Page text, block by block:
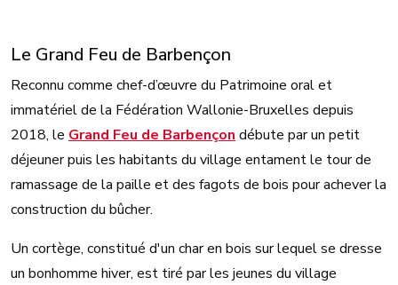
Le Grand Feu de Barbençon
Reconnu comme chef-d’œuvre du Patrimoine oral et
immatériel de la Fédération Wallonie-Bruxelles depuis
2018, le Grand Feu de Barbençon débute par un petit
déjeuner puis les habitants du village entament le tour de
ramassage de la paille et des fagots de bois pour achever la
construction du bûcher.
Un cortège, constitué d'un char en bois sur lequel se dresse
un bonhomme hiver, est tiré par les jeunes du village